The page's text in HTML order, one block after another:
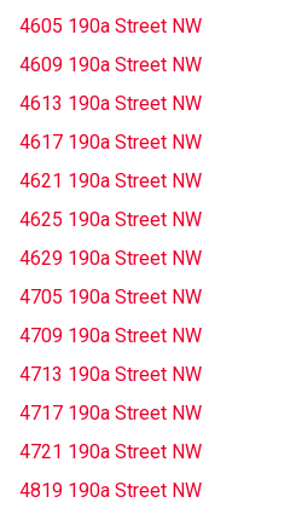
4605 190a Street NW
4609 190a Street NW
4613 190a Street NW
4617 190a Street NW
4621 190a Street NW
4625 190a Street NW
4629 190a Street NW
4705 190a Street NW
4709 190a Street NW
4713 190a Street NW
4717 190a Street NW
4721 190a Street NW
4819 190a Street NW